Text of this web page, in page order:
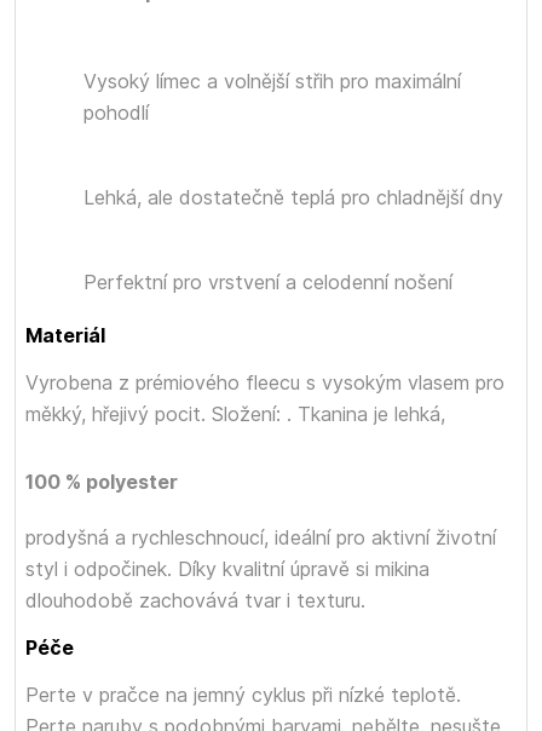
Vysoký límec a volnější střih pro maximální
pohodlí
Lehká, ale dostatečně teplá pro chladnější dny
Perfektní pro vrstvení a celodenní nošení
Materiál
Vyrobena z prémiového fleecu s vysokým vlasem pro
měkký, hřejivý pocit. Složení:
100 % polyester
. Tkanina je lehká,
prodyšná a rychleschnoucí, ideální pro aktivní životní
styl i odpočinek. Díky kvalitní úpravě si mikina
dlouhodobě zachovává tvar i texturu.
Péče
Perte v pračce na jemný cyklus při nízké teplotě.